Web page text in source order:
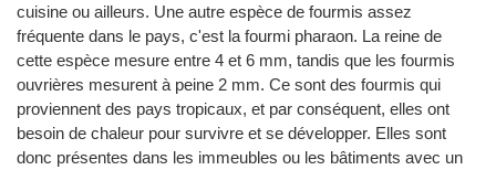
cuisine ou ailleurs. Une autre espèce de fourmis assez
fréquente dans le pays, c'est la fourmi pharaon. La reine de
cette espèce mesure entre 4 et 6 mm, tandis que les fourmis
ouvrières mesurent à peine 2 mm. Ce sont des fourmis qui
proviennent des pays tropicaux, et par conséquent, elles ont
besoin de chaleur pour survivre et se développer. Elles sont
donc présentes dans les immeubles ou les bâtiments avec un